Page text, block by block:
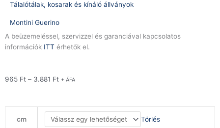
Tálalótálak, kosarak és kínáló állványok
Montini Guerino
A beüzemeléssel, szervizzel és garanciával kapcsolatos
információk ITT érhetők el.
965 Ft – 3.881 Ft + ÁFA
cm Törlés
tál